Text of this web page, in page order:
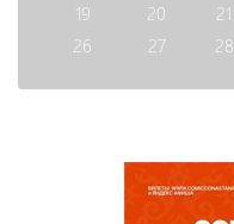
19
20 21
26
27 28